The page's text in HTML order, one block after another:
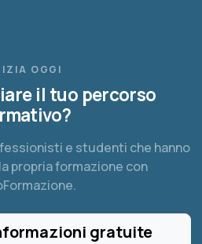
OGGI
il tuo percorso
e studenti che hanno
propria formazione con
gratuite